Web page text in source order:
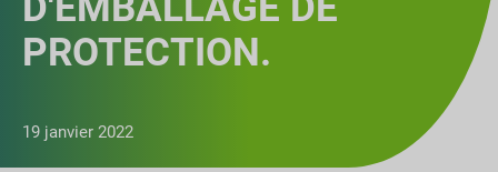
PROTECTION.
19 janvier 2022